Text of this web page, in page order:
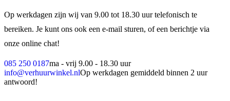
Op werkdagen zijn wij van 9.00 tot 18.30 uur telefonisch te
bereiken. Je kunt ons ook een e-mail sturen, of een berichtje via
onze online chat!
085 250 0187ma - vrij 9.00 - 18.30 uur
info@verhuurwinkel.nlOp werkdagen gemiddeld binnen 2 uur
antwoord!